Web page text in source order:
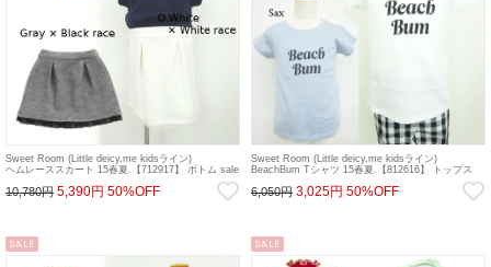
Sweet Room (Little deicy,me kidsライン)
ヘムレーススカート 15春夏.【712917】 ボトム sale
10,780円 5,390円 50%OFF
Sweet Room (Little deicy,me kidsライン)
BeachBum Tシャツ 15春夏.【812616】 トップス
6,050円 3,025円 50%OFF
SALE SALE